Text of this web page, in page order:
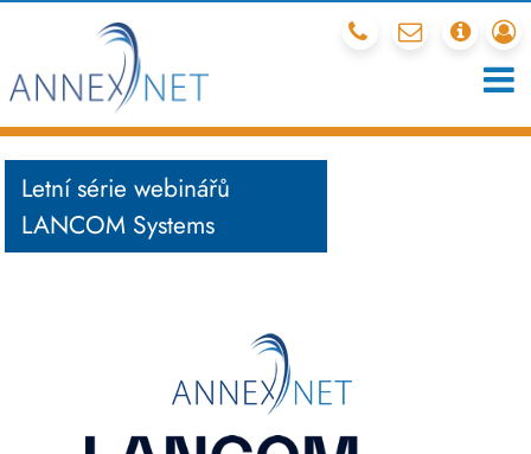
212 341 540
mail
Letní série webinářů
LANCOM Systems